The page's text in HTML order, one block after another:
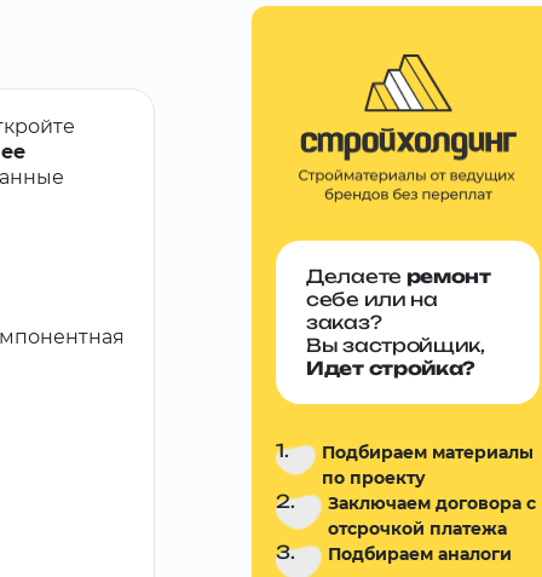
Делаете ремонт
себе или на
заказ?
Вы застройщик,
Идет стройка?
1.
Подбираем материалы
по проекту
2.
Заключаем договора с
отсрочкой платежа
3. Подбираем аналоги